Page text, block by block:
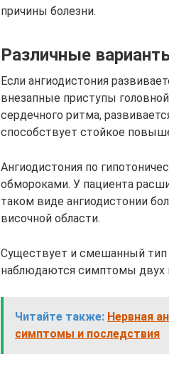
причины болезни.
Различные
Если ангиодистония
внезапные приступы
сердечного ритма,
способствует стойкое
Ангиодистония по
обмороками. У пациента
таком виде ангиодистонии
височной области.
Существует и смешанный тип
наблюдаются симптомы двух
Читайте также: Нервная
симптомы и последствия